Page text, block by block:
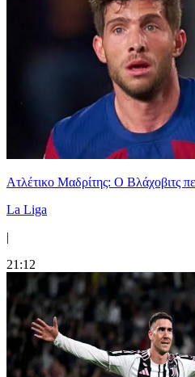
Ατλέτικο Μαδρίτης: Ο Βλάχοβιτς
La Liga
|
21:12